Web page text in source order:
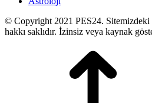
© Copyright 2021 PES24. Sitemizdeki
hakkı saklıdır. İzinsiz veya kaynak